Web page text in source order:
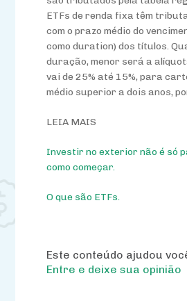
ETFs de renda fixa têm
com o prazo médio do
como duration) dos títulos.
duração, menor será a
vai de 25% até 15%, para
médio superior a dois anos,
LEIA MAIS
Investir no exterior não é só
como começar.
O que são ETFs.
Este conteúdo ajudou
Entre e deixe sua opinião